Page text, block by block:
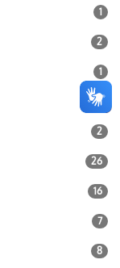
1
2
1
20
2
26
16
7
8